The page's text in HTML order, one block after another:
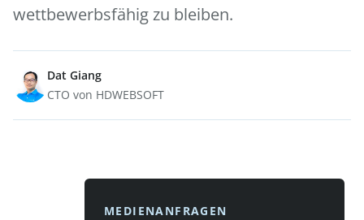
wettbewerbsfähig zu bleiben.
Dat Giang
CTO von HDWEBSOFT
MEDIENANFRAGEN